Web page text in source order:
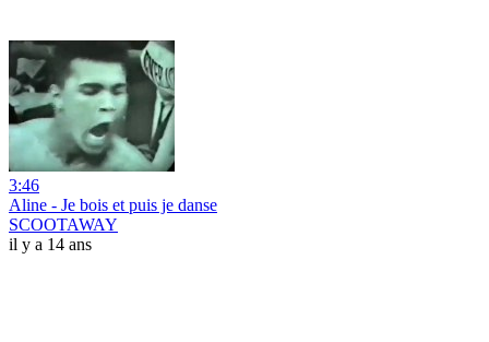
3:46
Aline - Je bois et puis je danse
SCOOTAWAY
il y a 14 ans